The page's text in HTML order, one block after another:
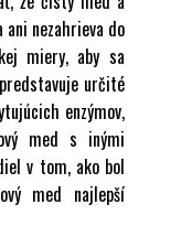
nezahrieva do
miery, aby sa
určité
enzýmov,
med s inými
v tom, ako bol
med najlepší